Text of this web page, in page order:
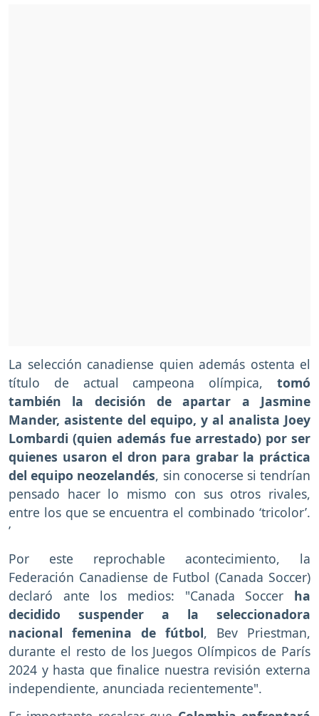
La selección canadiense quien además ostenta el
título de actual campeona olímpica, tomó
también la decisión de apartar a Jasmine
Mander, asistente del equipo, y al analista Joey
Lombardi (quien además fue arrestado) por ser
quienes usaron el dron para grabar la práctica
del equipo neozelandés, sin conocerse si tendrían
pensado hacer lo mismo con sus otros rivales,
entre los que se encuentra el combinado ‘tricolor’.
’
Por este reprochable acontecimiento, la
Federación Canadiense de Futbol (Canada Soccer)
declaró ante los medios: "Canada Soccer ha
decidido suspender a la seleccionadora
nacional femenina de fútbol, Bev Priestman,
durante el resto de los Juegos Olímpicos de París
2024 y hasta que finalice nuestra revisión externa
independiente, anunciada recientemente".